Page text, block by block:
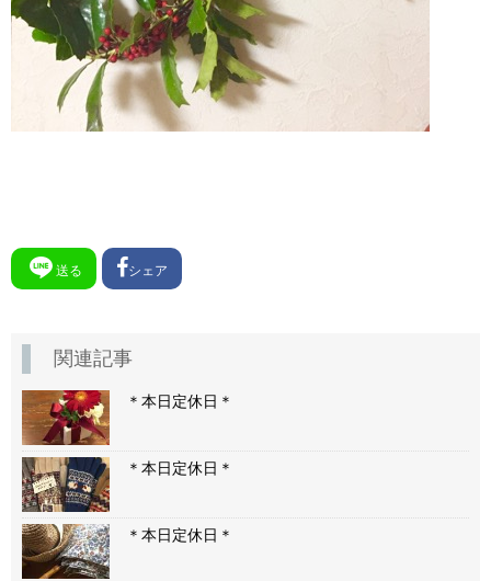
送る シェア
関連記事
＊本日定休日＊
＊本日定休日＊
＊本日定休日＊